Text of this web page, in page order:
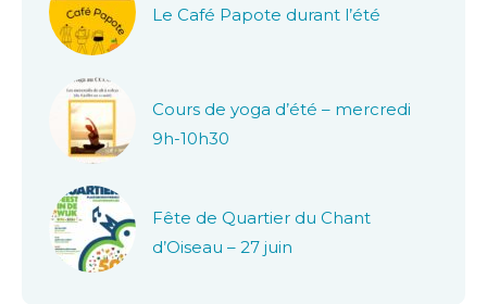
Le Café Papote durant l’été
Cours de yoga d’été – mercredi
9h-10h30
Fête de Quartier du Chant
d’Oiseau – 27 juin